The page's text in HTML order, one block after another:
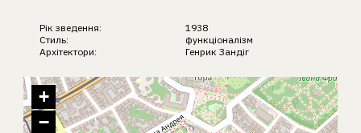
Рік зведення:
1938
Стиль:
функціоналізм
Архітектори:
Генрик Зандіг
+
−